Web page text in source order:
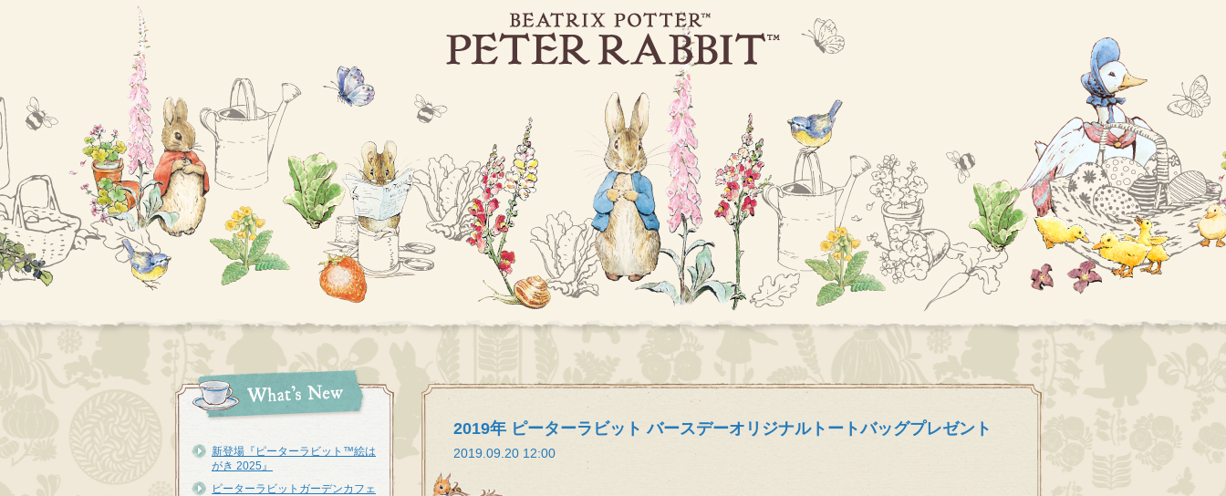
新登場『ピーターラビット™︎絵は
がき 2025』
ピーターラビットガーデンカフェ
2019年 ピーターラビット バースデーオリジナルトートバッグプレゼント
2019.09.20 12:00